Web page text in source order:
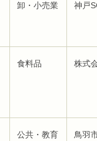
卸・小売業 神戸
食料品 株式
公共・教育
鳥羽